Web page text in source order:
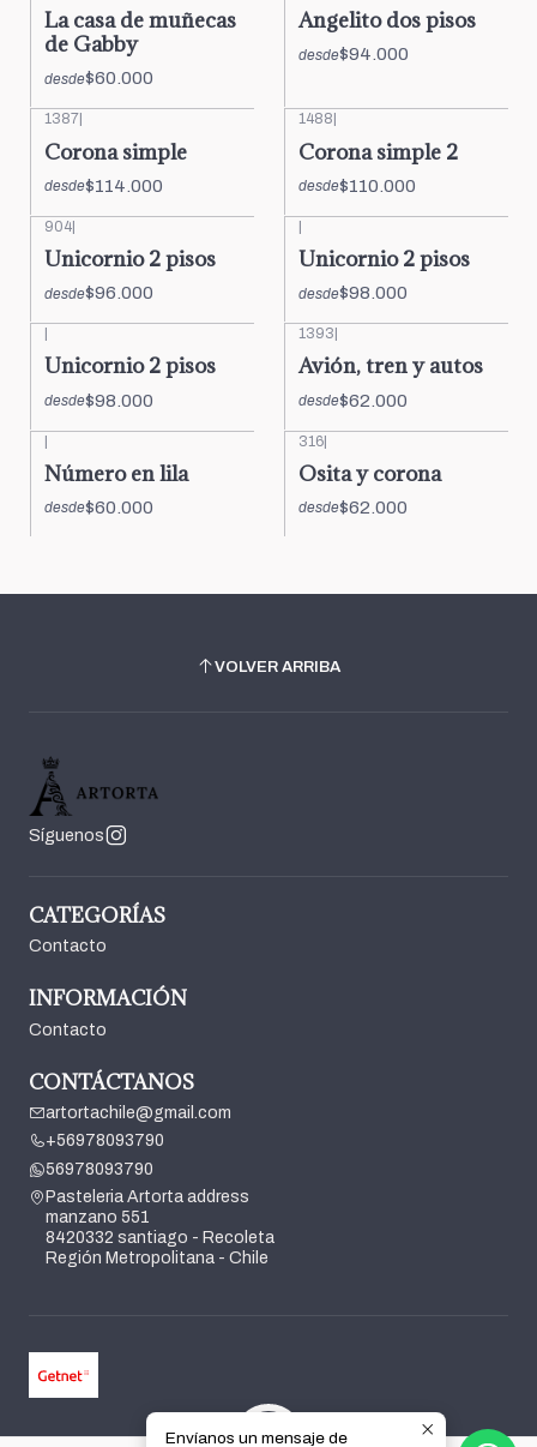
La casa de muñecas
de Gabby
desde$60.000
Angelito dos pisos
desde$94.000
1387
Corona simple
desde$114.000
1488
Corona simple 2
desde$110.000
904|
Unicornio 2 pisos
desde$96.000
|
Unicornio 2 pisos
desde$98.000
Unicornio 2 pisos
desde$98.000
1393
Avión, tren y autos
desde$62.000
|
Número en lila
desde$60.000
316|
Osita y corona
desde$62.000
VOLVER ARRIBA
Síguenos
CATEGORÍAS
Contacto
INFORMACIÓN
Contacto
CONTÁCTANOS
artortachile@gmail.com
+56978093790
56978093790
Pasteleria Artorta address
manzano 551
8420332 santiago - Recoleta
Región Metropolitana - Chile
Envíanos un mensaje de